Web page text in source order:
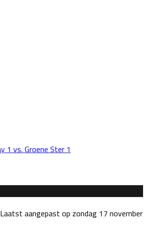
Laatst aangepast op zondag 17 november